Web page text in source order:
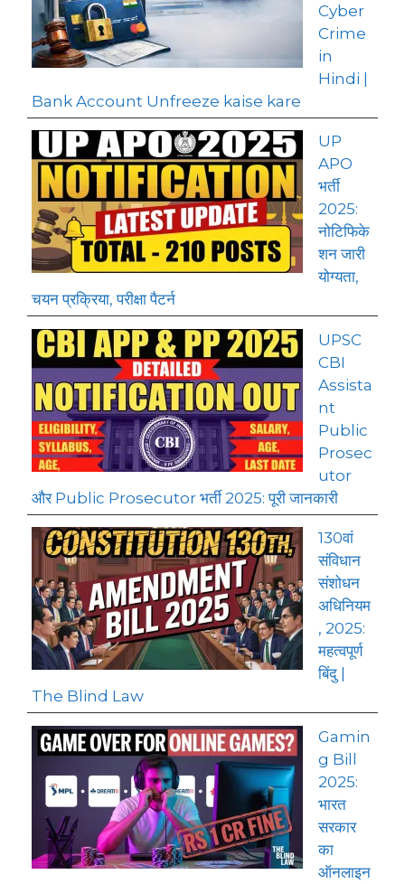
Cyber
Crime
in
Hindi |
Bank Account Unfreeze kaise kare
UP
APO
भर्ती
2025:
नोटिफिके
शन जारी
योग्यता,
चयन प्रक्रिया, परीक्षा पैटर्न
UPSC
CBI
Assista
nt
Public
Prosec
utor
और Public Prosecutor भर्ती 2025: पूरी जानकारी
130वां
संविधान
संशोधन
अधिनियम
, 2025:
महत्वपूर्ण
बिंदु |
The Blind Law
Gamin
g Bill
2025:
भारत
सरकार
का
ऑनलाइन